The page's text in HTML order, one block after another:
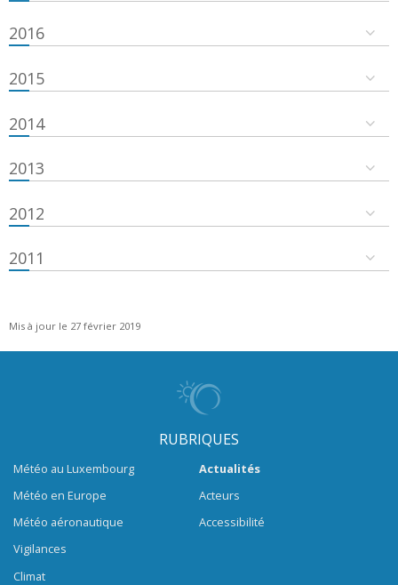
2016
2015
2014
2013
2012
2011
Mis à jour le 27 février 2019
RUBRIQUES
Météo au Luxembourg
Météo en Europe
Météo aéronautique
Vigilances
Climat
Actualités
Acteurs
Accessibilité